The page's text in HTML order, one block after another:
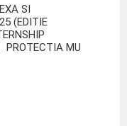
SI
(EDITIE
MU